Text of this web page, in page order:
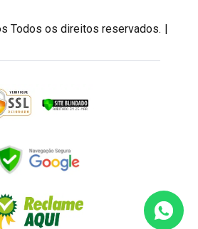
Todos os direitos reservados.